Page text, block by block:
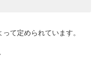
て定められています。